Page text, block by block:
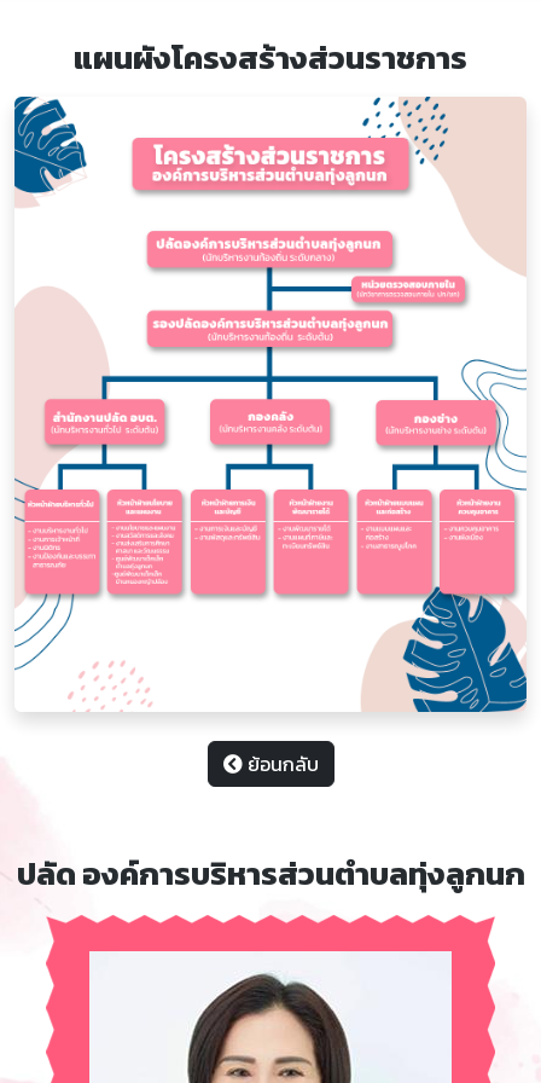
แผนผังโครงสร้างส่วนราชการ
ย้อนกลับ
ปลัด องค์การบริหารส่วนตำบลทุ่งลูกนก